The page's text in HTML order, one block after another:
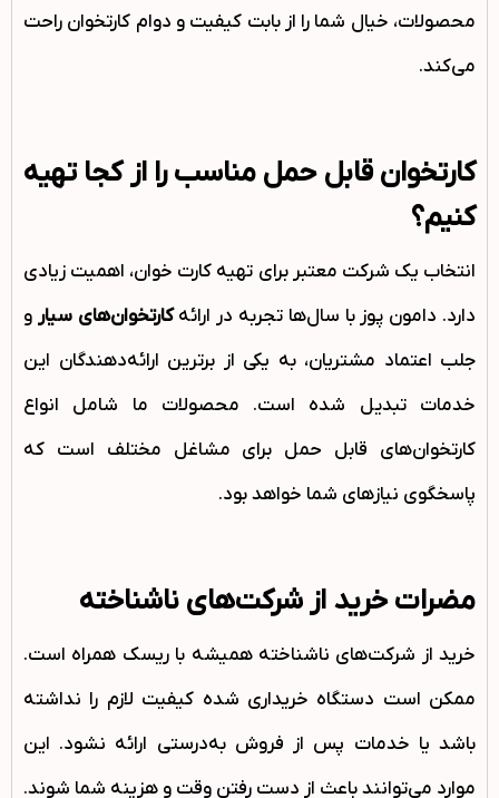
محصولات، خیال شما را از بابت کیفیت و دوام کارتخوان راحت
می‌کند.
کارتخوان قابل حمل مناسب را از کجا تهیه
کنیم؟
انتخاب یک شرکت معتبر برای تهیه کارت خوان، اهمیت زیادی
دارد. دامون پوز با سال‌ها تجربه در ارائهکارتخوان‌های سیار و
جلب اعتماد مشتریان، به یکی از برترین ارائه‌دهندگان این
خدمات تبدیل شده است. محصولات ما شامل انواع
کارتخوان‌های قابل حمل برای مشاغل مختلف است که
پاسخگوی نیازهای شما خواهد بود.
مضرات خرید از شرکت‌های ناشناخته
خرید از شرکت‌های ناشناخته همیشه با ریسک همراه است.
ممکن است دستگاه خریداری شده کیفیت لازم را نداشته
باشد یا خدمات پس از فروش به‌درستی ارائه نشود. این
موارد می‌توانند باعث از دست رفتن وقت و هزینه شما شوند.